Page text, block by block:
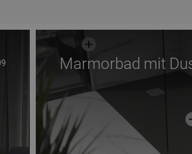
Marmorbad mit